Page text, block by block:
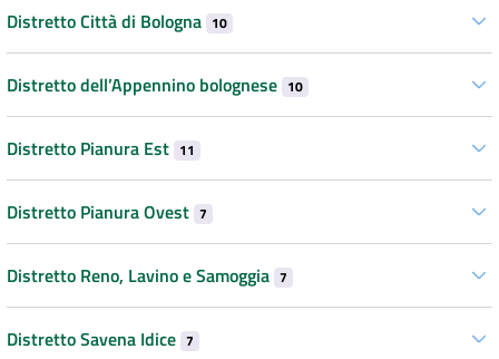
Distretto Città di Bologna 10
Distretto dell’Appennino bolognese 10
Distretto Pianura Est 11
Distretto Pianura Ovest 7
Distretto Reno, Lavino e Samoggia 7
Distretto Savena Idice 7